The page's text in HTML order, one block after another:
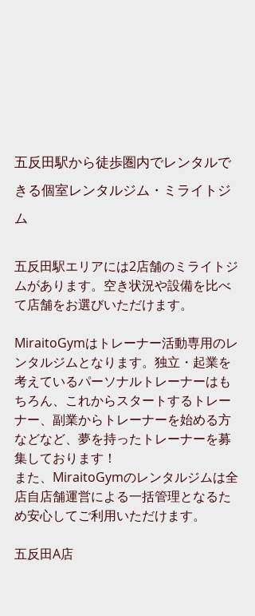
五反田駅から徒歩圏内でレンタルで
きる個室レンタルジム・ミライトジ
ム
五反田駅エリアには2店舗のミライトジ
ムがあります。空き状況や設備を比べ
て店舗をお選びいただけます。
MiraitoGymはトレーナー活動専用のレ
ンタルジムとなります。独立・起業を
考えているパーソナルトレーナーはも
ちろん、これからスタートするトレー
ナー、副業からトレーナーを始める方
などなど、夢を持ったトレーナーを募
集しております！
また、MiraitoGymのレンタルジムは全
店自店舗運営による一括管理となるた
め安心してご利用いただけます。
五反田A店